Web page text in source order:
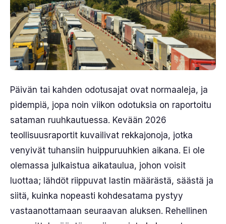
Päivän tai kahden odotusajat ovat normaaleja, ja
pidempiä, jopa noin viikon odotuksia on raportoitu
sataman ruuhkautuessa. Kevään 2026
teollisuusraportit kuvailivat rekkajonoja, jotka
venyivät tuhansiin huippuruuhkien aikana. Ei ole
olemassa julkaistua aikataulua, johon voisit
luottaa; lähdöt riippuvat lastin määrästä, säästä ja
siitä, kuinka nopeasti kohdesatama pystyy
vastaanottamaan seuraavan aluksen. Rehellinen